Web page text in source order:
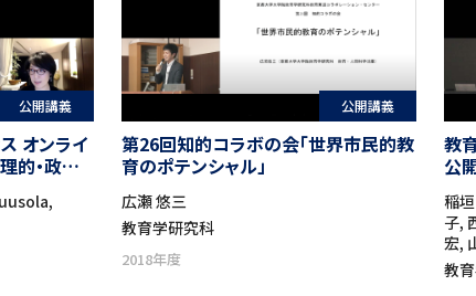
公開講義
オンライ
的・政治
公開講義
第26回知的コラボの会「世界市民的教
育のポテンシャル」
広瀬 悠三
教育学研究科
2018年度
教
公
稲
子,
宏,
教